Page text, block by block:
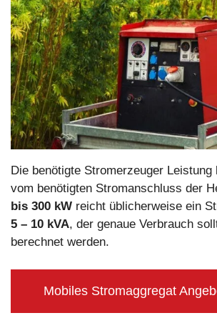
Die benötigte Stromerzeuger Leistung
vom benötigten Stromanschluss der
bis 300 kW reicht üblicherweise ein
5 – 10 kVA, der genaue Verbrauch
berechnet werden.
Mobiles Stromaggregat